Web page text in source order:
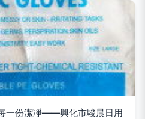
一份潔凈——興化市駿晨日用